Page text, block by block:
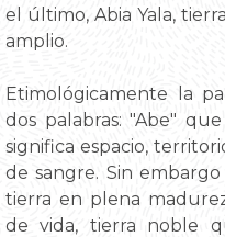
el último, Abia Yala,
amplio.
Etimológicamente la
dos palabras: "Abe"
significa espacio,
de sangre. Sin
tierra en plena
de vida, tierra noble